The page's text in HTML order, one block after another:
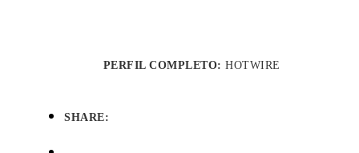
PERFIL COMPLETO: HOTWIRE
SHARE: